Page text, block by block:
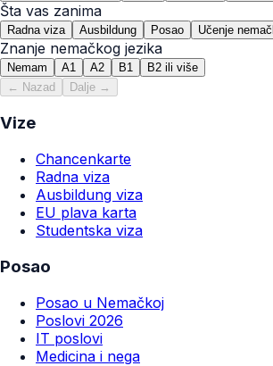
Šta vas zanima
Radna viza Ausbildung Posao Učenje
Znanje nemačkog jezika
Nemam A1 A2 B1
B2 ili više
← Nazad
Dalje →
Vize
Chancenkarte
Radna viza
Ausbildung viza
EU plava karta
Studentska viza
Posao
Posao u Nemačkoj
Poslovi 2026
IT poslovi
Medicina i nega